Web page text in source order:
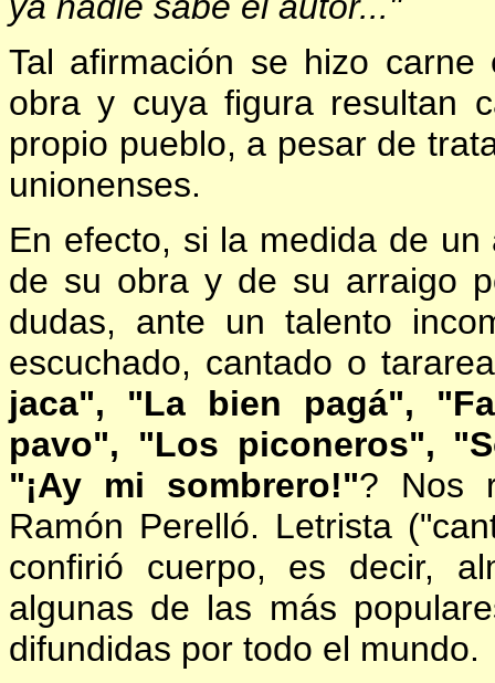
Tal afirmación se hizo
obra y cuya figura resultan
propio pueblo, a pesar de
unionenses.
En efecto, si la medida de
de su obra y de su arraigo
dudas, ante un talento
escuchado, cantado o
jaca", "La bien pagá",
pavo", "Los piconeros",
"¡Ay mi sombrero!"? Nos
Ramón Perelló. Letrista
confirió cuerpo, es decir,
algunas de las más
difundidas por todo el mundo.